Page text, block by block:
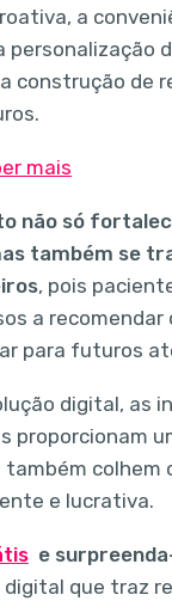
a
personalização
construção de
não só
também se
, pois
a recomendar
para futuros
digital, as
proporcionam
também colhem
e lucrativa.
e
digital que traz